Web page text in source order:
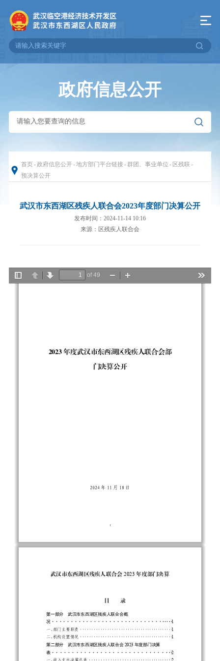
政府信息公开
首页-政府信息公开-地方部门平台链接- 群团、事业单位 - 区残联 -
预决算公开
武汉市东西湖区残疾人联合会2023年度部门决算公开
发布时间：2024-11-14 10:16
来源：区残疾人联合会